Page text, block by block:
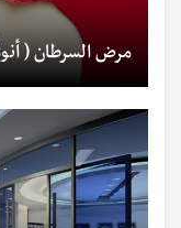
مرض السرطان (